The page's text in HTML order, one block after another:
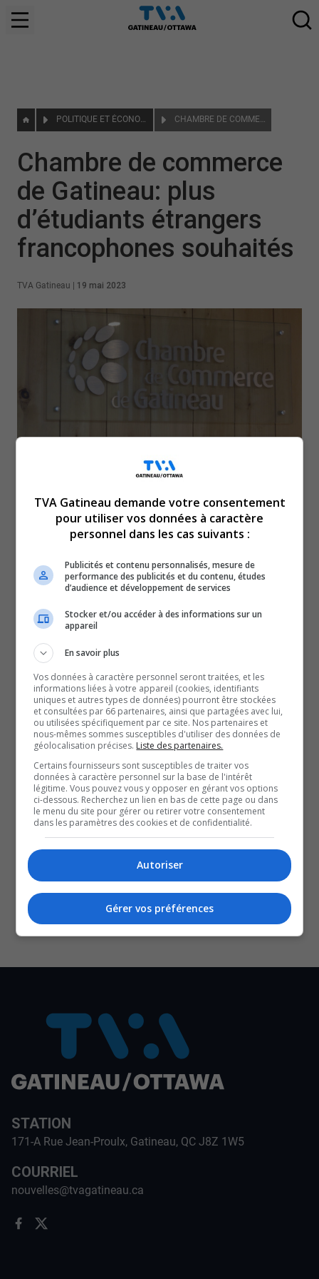
POLITIQUE ET ÉCONOMIE CHAMBRE DE COMMERCE DE GATINEAU: PLUS D’ÉTUDIANTS ÉTRANGERS FRANCOPHONES SOUHAITÉS
Chambre de commerce
de Gatineau: plus
d’étudiants étrangers
francophones souhaités
TVA Gatineau 19 mai 2023
Près de la moitié des demandes de permis d’études
refusées par le gouvernement fédéral, selon des
chiffres présentés jeudi lors d’un déjeuner de la
Une situation qui inquiète l’organisme, qui voit une main-
d’œuvre intéressante glisser entre les doigts des
employeurs.
L’accueil d’étudiant permettrait d’attirer des
francophones dans la région et augmenterait les
La Chambre de commerce souhaite que le fédéral
prenne action rapidement pour diminuer ses refus.
Ce qu’on cherche nous à avoir au Québec, c’est une
immigration qui est jeune, qui est scolarisée. Et en plus
de ça, ces gens-là, s’ils viennent au Québec pour faire des
études supérieures, bien nécessairement il va déjà avoir
ce processus d’intégration.
-Stéphane Bisson, président de la Chambre de commerce de
SOUTENIR NOS MÉDIAS, C’EST PROTÉGER NOTRE
CULTURE ET NOTRE ÉCONOMIE
STATION
171-A Rue Jean-Proulx, Gatineau, QC J8Z 1W5
COURRIEL
nouvelles@tvagatineau.ca
TVA Gatineau demande votre consentement
pour utiliser vos données à caractère
personnel dans les cas suivants :
Publicités et contenu personnalisés, mesure de
performance des publicités et du contenu, études
d’audience et développement de services
Stocker et/ou accéder à des informations sur un
appareil
En savoir plus
Vos données à caractère personnel seront traitées, et les
informations liées à votre appareil (cookies, identifiants
uniques et autres types de données) pourront être stockées
et consultées par 66 partenaires, ainsi que partagées avec lui,
ou utilisées spécifiquement par ce site. Nos partenaires et
nous-mêmes sommes susceptibles d'utiliser des données de
géolocalisation précises. Liste des partenaires.
Certains fournisseurs sont susceptibles de traiter vos
données à caractère personnel sur la base de l'intérêt
légitime. Vous pouvez vous y opposer en gérant vos options
ci-dessous. Recherchez un lien en bas de cette page ou dans
le menu du site pour gérer ou retirer votre consentement
dans les paramètres des cookies et de confidentialité.
Autoriser
Gérer vos préférences